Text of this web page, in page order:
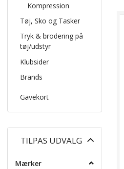
Kompression
Tøj, Sko og Tasker
Tryk & brodering på
tøj/udstyr
Klubsider
Brands
Gavekort
TILPAS UDVALG
Mærker